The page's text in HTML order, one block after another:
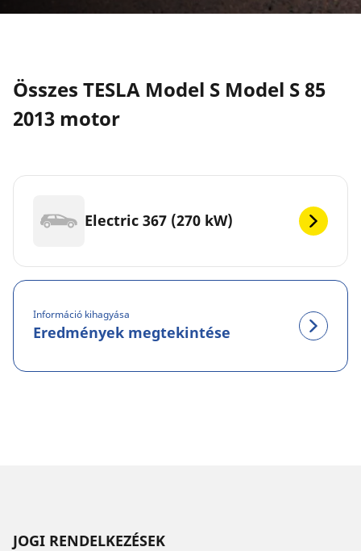
Összes TESLA Model S Model S 85
2013 motor
Electric 367 (270 kW)
Információ kihagyása
Eredmények megtekintése
JOGI RENDELKEZÉSEK